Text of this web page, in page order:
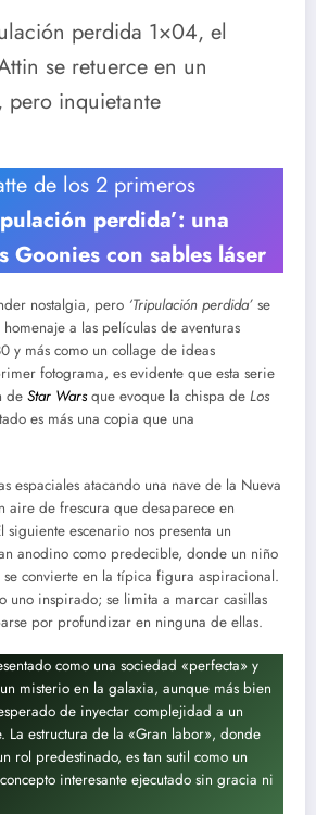
perdida 1×04, el
se retuerce en un
pero inquietante
de los 2 primeros
perdida’: una
Goonies con sables láser
nostalgia, pero ‘Tripulación perdida’ se
a las películas de aventuras
y más como un collage de ideas
fotograma, es evidente que esta serie
de Star Warsque evoque la chispa de Los
es más una copia que una
espaciales atacando una nave de la Nueva
aire de frescura que desaparece en
siguiente escenario nos presenta un
anodino como predecible, donde un niño
convierte en la típica figura aspiracional.
uno inspirado; se limita a marcar casillas
por profundizar en ninguna de ellas.
como una sociedad «perfecta» y
misterio en la galaxia, aunque más bien
de inyectar complejidad a un
La estructura de la «Gran labor», donde
rol predestinado, es tan sutil como un
interesante ejecutado sin gracia ni